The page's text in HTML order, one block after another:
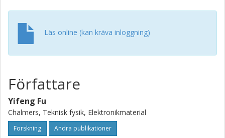
Läs online (kan kräva inloggning)
Författare
Yifeng Fu
Chalmers, Teknisk fysik, Elektronikmaterial
Forskning Andra publikationer